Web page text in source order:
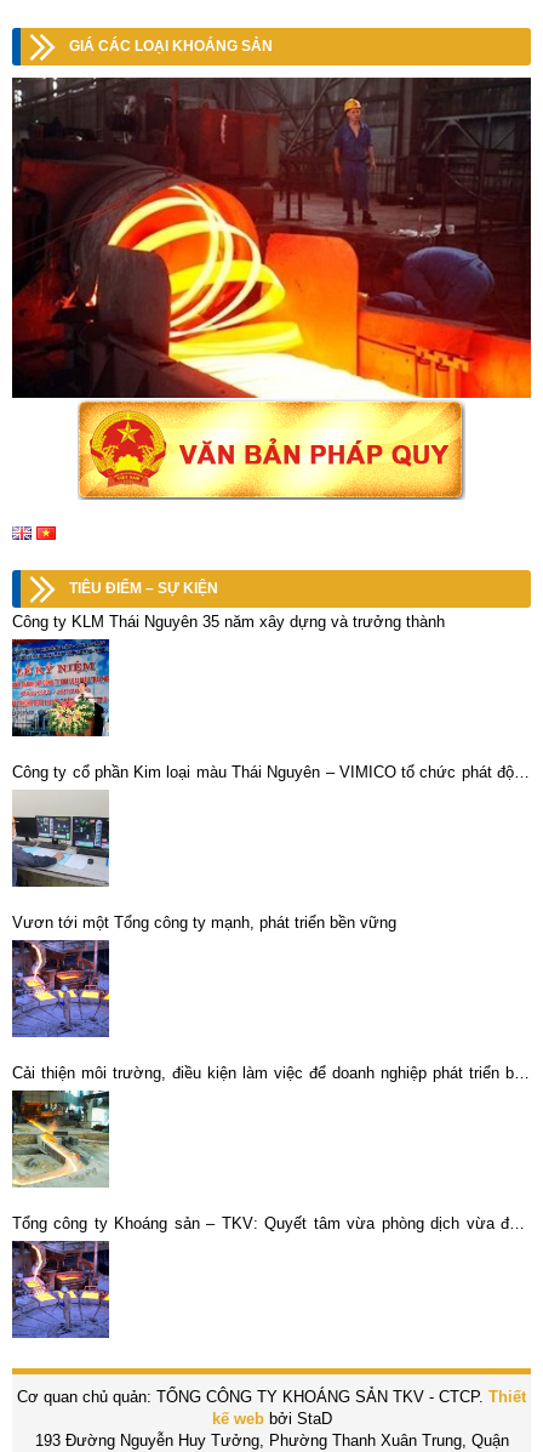
GIÁ CÁC LOẠI KHOÁNG SẢN
TIÊU ĐIỂM – SỰ KIỆN
Công ty KLM Thái Nguyên 35 năm xây dựng và trưởng thành
Công ty cổ phần Kim loại màu Thái Nguyên – VIMICO tổ chức phát động
đợt thi đua nước rút 90 ngày đêm, phấn đấu hoàn thành kế hoạch XSKD
năm 2022.
Vươn tới một Tổng công ty mạnh, phát triển bền vững
Cải thiện môi trường, điều kiện làm việc để doanh nghiệp phát triển bền
vững
Tổng công ty Khoáng sản – TKV: Quyết tâm vừa phòng dịch vừa đảm
bảo hoạt động sản xuất
Cơ quan chủ quản: TỔNG CÔNG TY KHOÁNG SẢN TKV - CTCP. Thiết
kế webbởi StaD
193 Đường Nguyễn Huy Tưởng, Phường Thanh Xuân Trung, Quận